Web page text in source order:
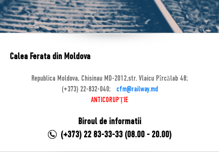
Calea Ferata din Moldova
Republica Moldova, Chisinau MD-2012,str. Vlaicu Pîrcălab 48;
(+373) 22-832-040;
cfm@railway.md
ANTICORUPȚIE
Biroul de informatii
(+373) 22 83-33-33 (08.00 - 20.00)